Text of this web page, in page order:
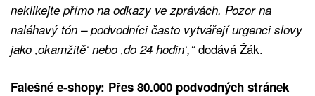
neklikejte přímo na odkazy ve zprávách. Pozor na
naléhavý tón – podvodníci často vytvářejí urgenci slovy
jako ‚okamžitě‘ nebo ‚do 24 hodin‘,“dodává Žák.
Falešné e-shopy: Přes 80.000 podvodných stránek